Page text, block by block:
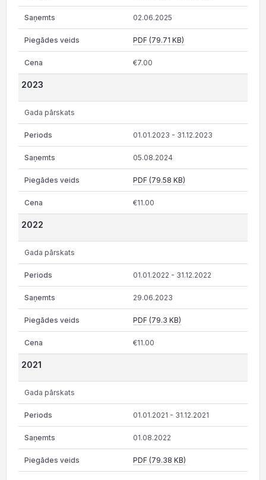
02.06.2025
PDF (79.71 KB)
€7.00
2023
Gada pārskats
01.01.2023 - 31.12.2023
05.08.2024
PDF (79.58 KB)
€11.00
2022
Gada pārskats
01.01.2022 - 31.12.2022
29.06.2023
PDF (79.3 KB)
€11.00
2021
Gada pārskats
01.01.2021 - 31.12.2021
01.08.2022
PDF (79.38 KB)